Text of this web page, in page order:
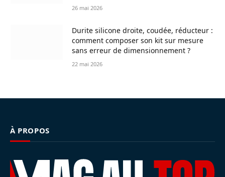
26 mai 2026
Durite silicone droite, coudée, réducteur :
comment composer son kit sur mesure
sans erreur de dimensionnement ?
22 mai 2026
À PROPOS